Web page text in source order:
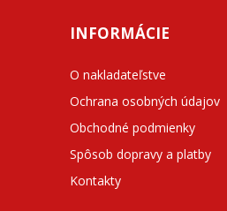
INFORMÁCIE
O nakladateľstve
Ochrana osobných údajov
Obchodné podmienky
Spôsob dopravy a platby
Kontakty